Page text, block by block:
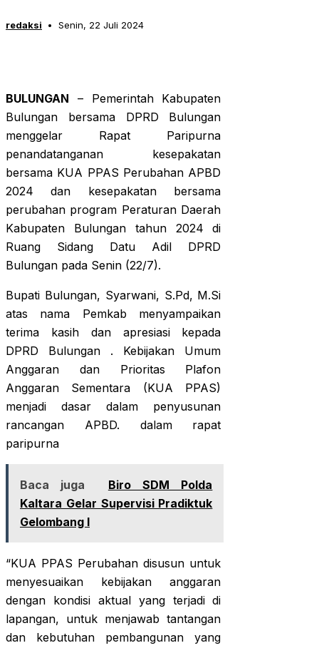
redaksi Senin, 22 Juli 2024
BULUNGAN – Pemerintah Kabupaten
Bulungan bersama DPRD Bulungan
menggelar Rapat Paripurna
penandatanganan kesepakatan
bersama KUA PPAS Perubahan APBD
2024 dan kesepakatan bersama
perubahan program Peraturan Daerah
Kabupaten Bulungan tahun 2024 di
Ruang Sidang Datu Adil DPRD
Bulungan pada Senin (22/7).
Bupati Bulungan, Syarwani, S.Pd, M.Si
atas nama Pemkab menyampaikan
terima kasih dan apresiasi kepada
DPRD Bulungan . Kebijakan Umum
Anggaran dan Prioritas Plafon
Anggaran Sementara (KUA PPAS)
menjadi dasar dalam penyusunan
rancangan APBD. dalam rapat
paripurna
Baca juga
Biro SDM Polda
Kaltara Gelar Supervisi Pradiktuk
Gelombang I
“KUA PPAS Perubahan disusun untuk
menyesuaikan kebijakan anggaran
dengan kondisi aktual yang terjadi di
lapangan, untuk menjawab tantangan
dan kebutuhan pembangunan yang